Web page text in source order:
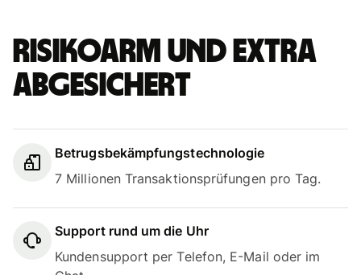
Risikoarm und extra
abgesichert
Betrugsbekämpfungstechnologie
7 Millionen Transaktionsprüfungen pro Tag.
Support rund um die Uhr
Kundensupport per Telefon, E-Mail oder im